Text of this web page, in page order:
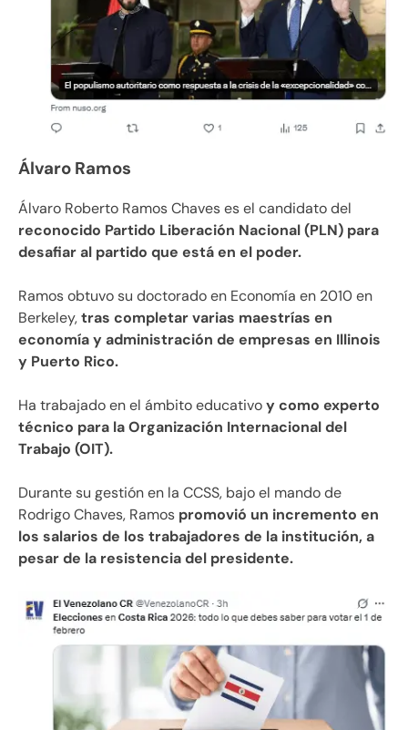
Álvaro Ramos
Álvaro Roberto Ramos Chaves es el candidato del
reconocido Partido Liberación Nacional (PLN) para
desafiar al partido que está en el poder.
Ramos obtuvo su doctorado en Economía en 2010 en
Berkeley,tras completar varias maestrías en
economía y administración de empresas en Illinois
y Puerto Rico.
Ha trabajado en el ámbito educativoy como experto
técnico para la Organización Internacional del
Trabajo (OIT).
Durante su gestión en la CCSS, bajo el mando de
Rodrigo Chaves, Ramos promovió un incremento en
los salarios de los trabajadores de la institución, a
pesar de la resistencia del presidente.